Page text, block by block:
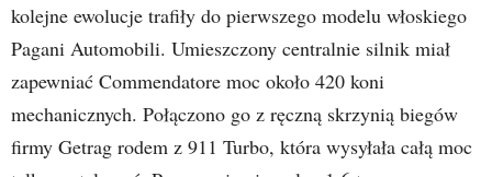
kolejne ewolucje trafiły do pierwszego modelu włoskiego
Pagani Automobili. Umieszczony centralnie silnik miał
zapewniać Commendatore moc około 420 koni
mechanicznych. Połączono go z ręczną skrzynią biegów
firmy Getrag rodem z 911 Turbo, która wysyłała całą moc